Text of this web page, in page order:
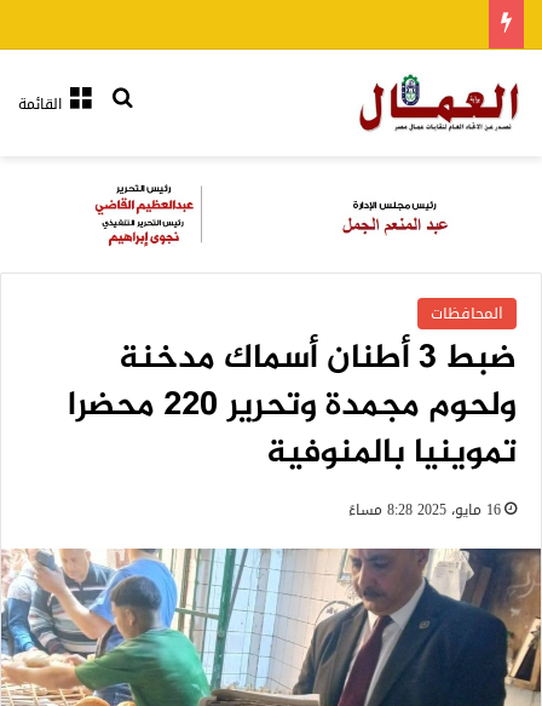
القائمةبحث عن
المحافظات
ضبط 3 أطنان أسماك مدخنة
ولحوم مجمدة وتحرير 220 محضرا
تموينيا بالمنوفية
16 مايو، 2025 8:28 مساءً